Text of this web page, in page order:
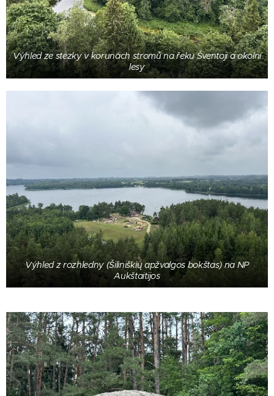
Výhled ze stezky v korunách stromů na řeku Šventoji a okolní
lesy
Výhled z rozhledny (Šiliniškių apžvalgos bokštas) na NP
Aukštaitijos